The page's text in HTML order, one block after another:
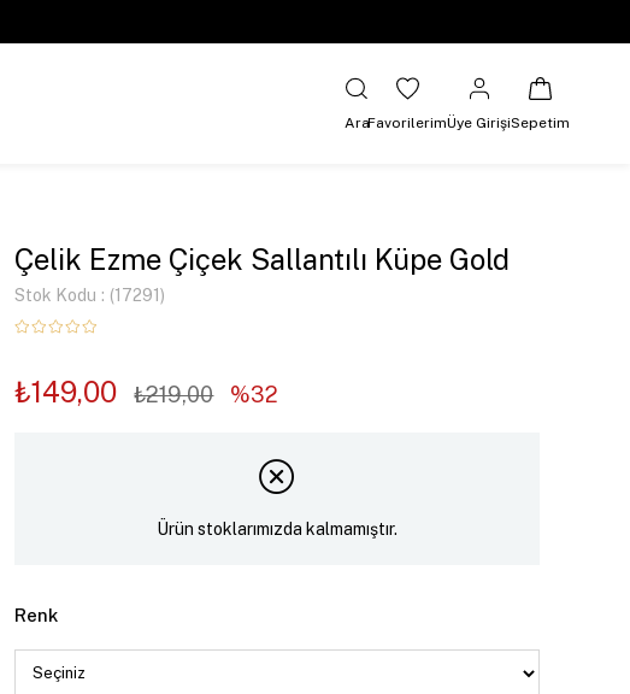
AraFavorilerimÜye GirişiSepetim
Çelik Ezme Çiçek Sallantılı Küpe Gold
Stok Kodu (17291)
₺219,00
₺149,00 32
Ürün stoklarımızda kalmamıştır.
Renk